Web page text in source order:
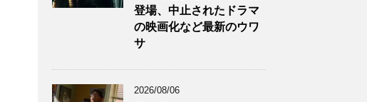
登場、中止されたドラマ
の映画化など最新のウワ
サ
2026/08/06